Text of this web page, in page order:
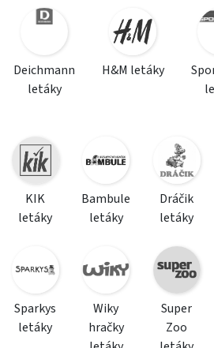
Deichmann
letáky
H&M letáky
KIK
letáky
Bambule
letáky
Dráčik
letáky
Sparkys
letáky
Wiky
hračky
Super
Zoo